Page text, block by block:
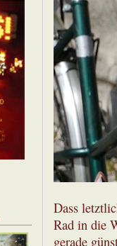
Dass
Rad in die
gerade